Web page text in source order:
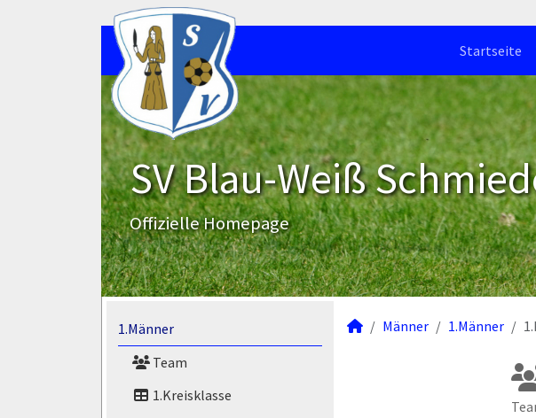
Startseite
SV Blau-Weiß
Offizielle Homepage
1.Männer
Team
1.Kreisklasse
Männer 1.Männer